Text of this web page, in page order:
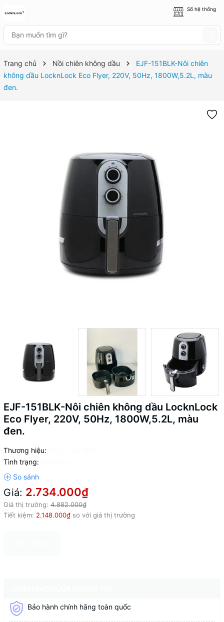
Số hệ thống
Trang chủ Nồi chiên không dầu
EJF-151BLK-Nôi chiên
không dầu LocknLock Eco Flyer, 220V, 50Hz, 1800W,5.2L, màu
đen.
EJF-151BLK-Nôi chiên không dầu LocknLock
Eco Flyer, 220V, 50Hz, 1800W,5.2L, màu
đen.
Thương hiệu:
Tình trạng:
Giá: 2.734.000₫
Giá thị trường: 4.882.000₫
Tiết kiệm: 2.148.000₫ so với giá thị trường
Bảo hành chính hãng toàn quốc